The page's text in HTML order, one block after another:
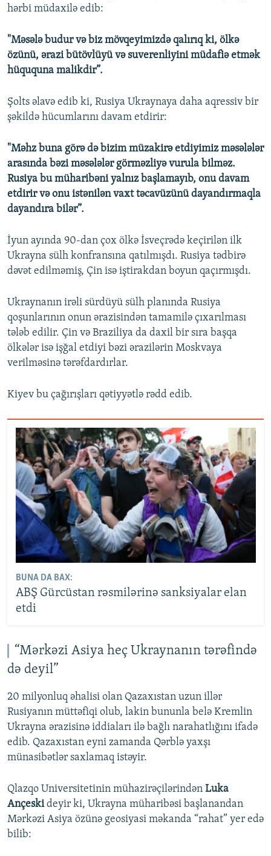
hərbi müdaxilə edib:
"Məsələ budur və biz mövqeyimizdə qalırıq ki, ölkə
özünü, ərazi bütövlüyü və suverenliyini müdafiə etmək
hüququna malikdir”.
Şolts əlavə edib ki, Rusiya Ukraynaya daha aqressiv bir
şəkildə hücumlarını davam etdirir:
"Məhz buna görə də bizim müzakirə etdiyimiz məsələlər
arasında bəzi məsələlər görməzliyə vurula bilməz.
Rusiya bu müharibəni yalnız başlamayıb, onu davam
etdirir və onu istənilən vaxt təcavüzünü dayandırmaqla
dayandıra bilər”.
İyun ayında 90-dan çox ölkə İsveçrədə keçirilən ilk
Ukrayna sülh konfransına qatılmışdı. Rusiya tədbirə
dəvət edilməmiş, Çin isə iştirakdan boyun qaçırmışdı.
Ukraynanın irəli sürdüyü sülh planında Rusiya
qoşunlarının onun ərazisindən tamamilə çıxarılması
tələb edilir. Çin və Braziliya da daxil bir sıra başqa
ölkələr isə işğal etdiyi bəzi ərazilərin Moskvaya
verilməsinə tərəfdardırlar.
Kiyev bu çağırışları qətiyyətlə rədd edib.
BUNA DA BAX:
ABŞ Gürcüstan rəsmilərinə sanksiyalar elan
etdi
“Mərkəzi Asiya heç Ukraynanın tərəfində
də deyil”
20 milyonluq əhalisi olan Qazaxıstan uzun illər
Rusiyanın müttəfiqi olub, lakin bununla belə Kremlin
Ukrayna ərazisinə iddiaları ilə bağlı narahatlığını ifadə
edib. Qazaxıstan eyni zamanda Qərblə yaxşı
münasibətlər saxlamaq istəyir.
Qlazqo Universitetinin mühazirəçilərindən Luka
Ançeskideyir ki, Ukrayna müharibəsi başlanandan
Mərkəzi Asiya özünə geosiyasi məkanda “rahat” yer edə
bilib: